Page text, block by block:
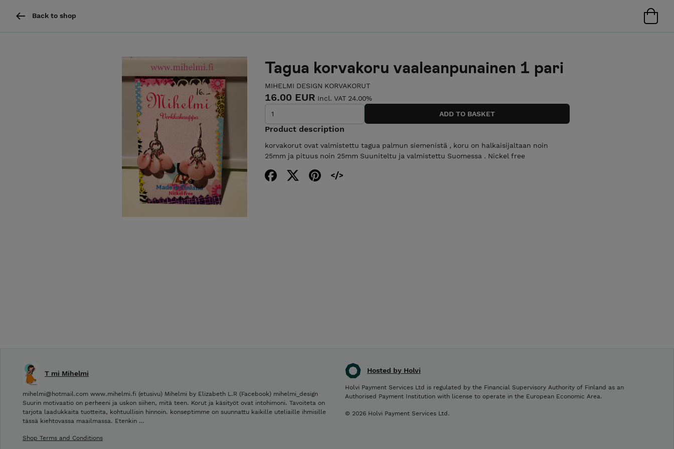
Back to shop
Tagua korvakoru vaaleanpunainen 1 pari
MIHELMI DESIGN KORVAKORUT
16.00 EUR Incl. VAT 24.00%
Product description
korvakorut ovat valmistettu tagua palmun siemenistä , koru on halkaisijaltaan noin
25mm ja pituus noin 25mm Suuniteltu ja valmistettu Suomessa . Nickel free
Hosted by Holvi
Holvi Payment Services Ltd is regulated by the Financial Supervisory Authority of Finland as an
Authorised Payment Institution with license to operate in the European Economic Area.
© 2026 Holvi Payment Services Ltd.
T mi Mihelmi
mihelmi@hotmail.com www.mihelmi.fi (etusivu) Mihelmi by Elizabeth L.R (Facebook) mihelmi_design
Suurin motivaatio on perheeni ja uskon siihen, mitä teen. Korut ja käsityöt ovat intohimoni. Tavoiteta on
tarjota laadukkaita tuotteita, kohtuullisin hinnoin. konseptimme on suunnattu kaikille uteliaille ihmisille
tässä kiehtovassa maailmassa. Etenkin …
Shop Terms and Conditions